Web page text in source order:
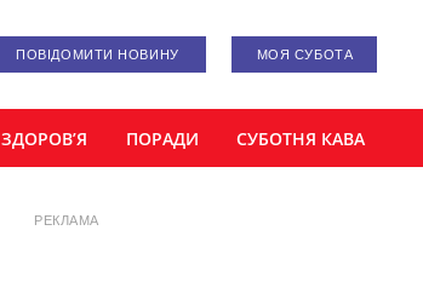
ПОВІДОМИТИ НОВИНУ МОЯ СУБОТА
ЗДОРОВ’Я ПОРАДИ СУБОТНЯ КАВА
РЕКЛАМА